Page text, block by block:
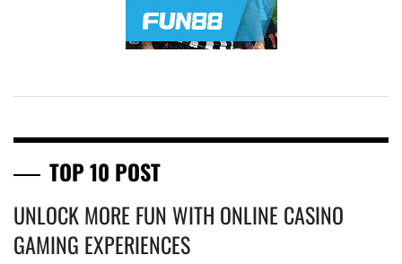
TOP 10 POST
UNLOCK MORE FUN WITH ONLINE CASINO
GAMING EXPERIENCES